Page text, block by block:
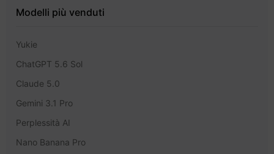
Modelli più venduti
Yukie
ChatGPT 5.6 Sol
Claude 5.0
Gemini 3.1 Pro
Perplessità AI
Nano Banana Pro